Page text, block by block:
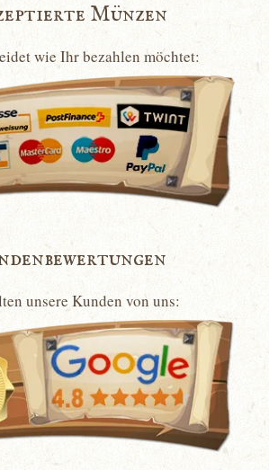
Münzen
wie Ihr bezahlen möchtet:
unsere Kunden von uns: